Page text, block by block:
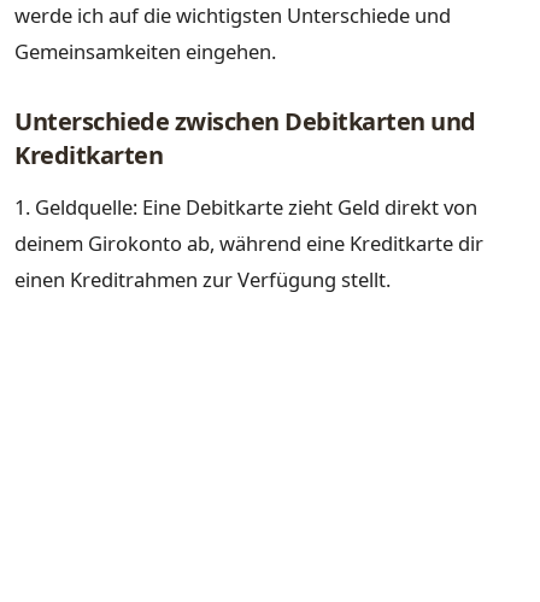
werde ich auf die wichtigsten Unterschiede und
Gemeinsamkeiten eingehen.
Unterschiede zwischen Debitkarten und
Kreditkarten
1. Geldquelle: Eine Debitkarte zieht Geld direkt von
deinem Girokonto ab, während eine Kreditkarte dir
einen Kreditrahmen zur Verfügung stellt.